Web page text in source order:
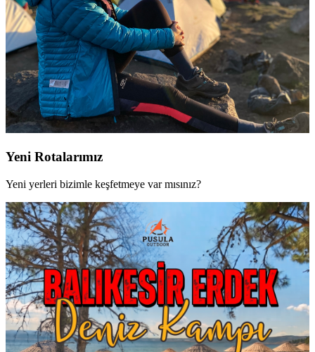
Yeni Rotalarımız
Yeni yerleri bizimle keşfetmeye var mısınız?